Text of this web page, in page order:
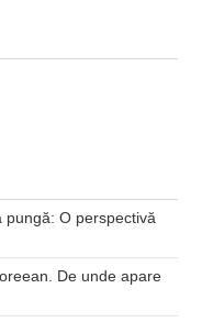
pungă: O perspectivă
De unde apare